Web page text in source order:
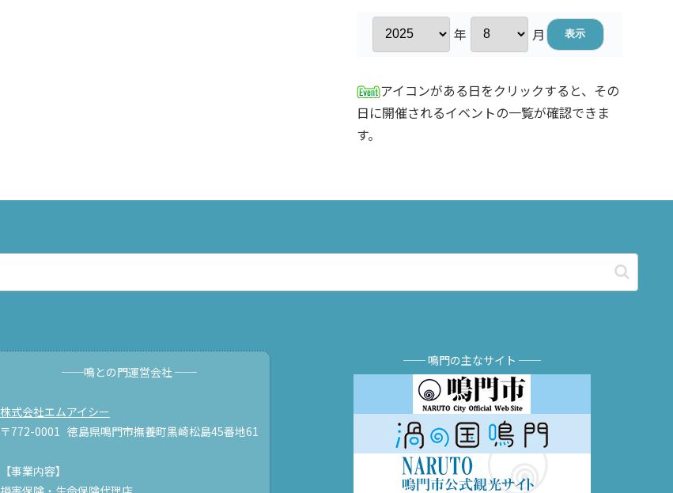
年 月
アイコンがある日をクリックすると、その
日に開催されるイベントの一覧が確認できま
す。
──鳴との門運営会社 ──
株式会社エムアイシー
〒772-0001 徳島県鳴門市撫養町黒崎松島45番地61
【事業内容】
── 鳴門の主なサイト ──